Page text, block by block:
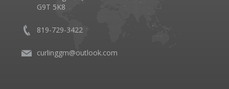
G9T 5K8
819-729-3422
curlinggm@outlook.com